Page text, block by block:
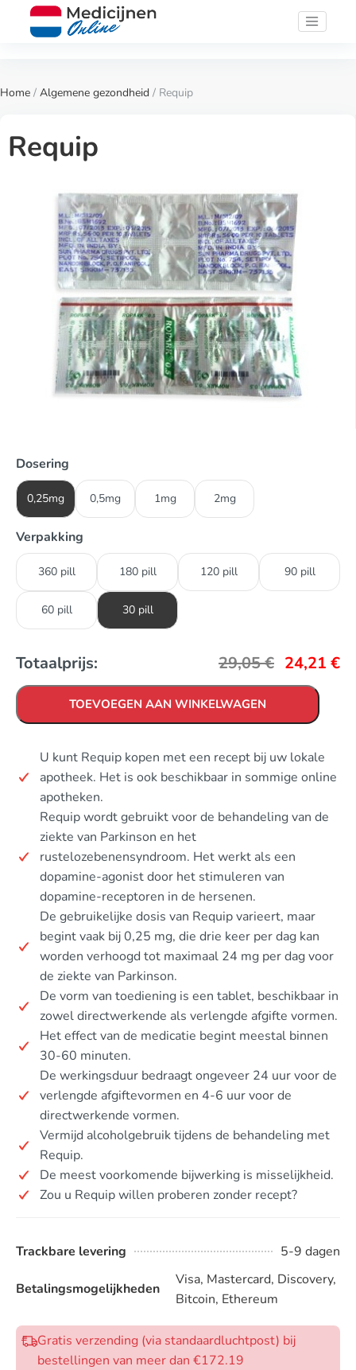
Home / Algemene gezondheid / Requip
Requip
Dosering
0,25mg 0,5mg 1mg 2mg
Verpakking
360 pill 180 pill 120 pill 90 pill
60 pill 30 pill
Totaalprijs: 29,05€ 24,21 €
TOEVOEGEN AAN WINKELWAGEN
U kunt Requip kopen met een recept bij uw lokale
apotheek. Het is ook beschikbaar in sommige online
apotheken.
Requip wordt gebruikt voor de behandeling van de
ziekte van Parkinson en het
rustelozebenensyndroom. Het werkt als een
dopamine-agonist door het stimuleren van
dopamine-receptoren in de hersenen.
De gebruikelijke dosis van Requip varieert, maar
begint vaak bij 0,25 mg, die drie keer per dag kan
worden verhoogd tot maximaal 24 mg per dag voor
de ziekte van Parkinson.
De vorm van toediening is een tablet, beschikbaar in
zowel directwerkende als verlengde afgifte vormen.
Het effect van de medicatie begint meestal binnen
30-60 minuten.
De werkingsduur bedraagt ongeveer 24 uur voor de
verlengde afgiftevormen en 4-6 uur voor de
directwerkende vormen.
Vermijd alcoholgebruik tijdens de behandeling met
Requip.
De meest voorkomende bijwerking is misselijkheid.
Zou u Requip willen proberen zonder recept?
Trackbare levering 5-9 dagen
Betalingsmogelijkheden
Visa, Mastercard, Discovery,
Bitcoin, Ethereum
Gratis verzending (via standaardluchtpost) bij
bestellingen van meer dan €172.19